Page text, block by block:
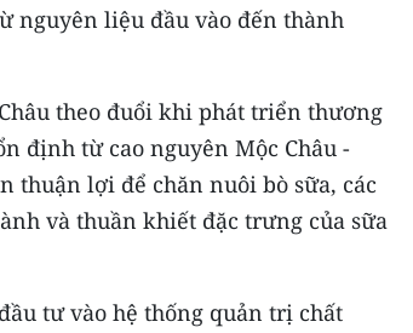
nguyên liệu đầu vào đến thành
theo đuổi khi phát triển thương
định từ cao nguyên Mộc Châu -
thuận lợi để chăn nuôi bò sữa, các
và thuần khiết đặc trưng của sữa
tư vào hệ thống quản trị chất